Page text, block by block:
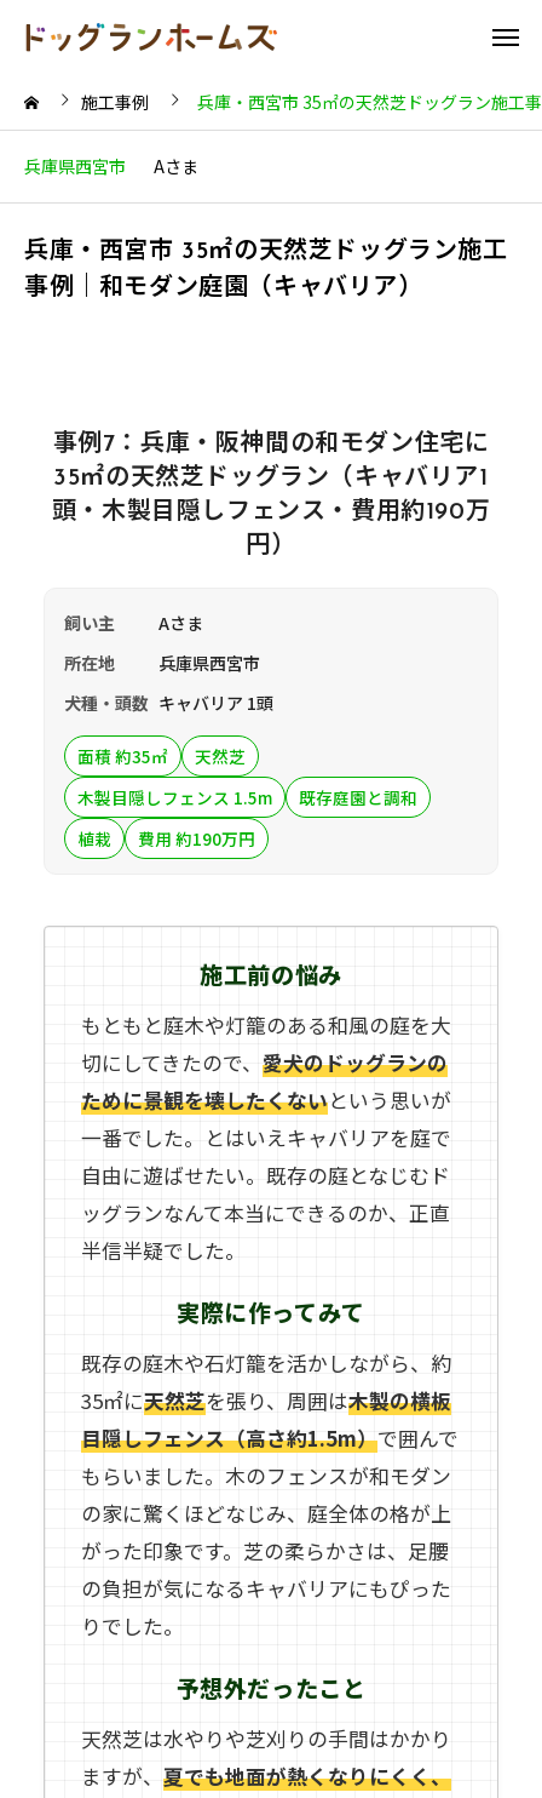
施工事例 兵庫・西宮市 35㎡の天然芝ドッグラン施工
兵庫県西宮市 Aさま
兵庫・西宮市 35㎡の天然芝ドッグラン施工
事例｜和モダン庭園（キャバリア）
事例7：兵庫・阪神間の和モダン住宅に
35㎡の天然芝ドッグラン（キャバリア1
頭・木製目隠しフェンス・費用約190万
円）
飼い主
Aさま
所在地
兵庫県西宮市
犬種・頭数 キャバリア 1頭
面積 約35㎡
天然芝
木製目隠しフェンス 1.5m
既存庭園と調和
植栽
費用 約190万円
施工前の悩み
もともと庭木や灯籠のある和風の庭を大
切にしてきたので、愛犬のドッグランの
ために景観を壊したくないという思いが
一番でした。とはいえキャバリアを庭で
自由に遊ばせたい。既存の庭となじむド
ッグランなんて本当にできるのか、正直
半信半疑でした。
実際に作ってみて
既存の庭木や石灯籠を活かしながら、約
35㎡に天然芝を張り、周囲は木製の横板
目隠しフェンス（高さ約1.5m）で囲んで
もらいました。木のフェンスが和モダン
の家に驚くほどなじみ、庭全体の格が上
がった印象です。芝の柔らかさは、足腰
の負担が気になるキャバリアにもぴった
りでした。
予想外だったこと
天然芝は水やりや芝刈りの手間はかかり
ますが、夏でも地面が熱くなりにくく、